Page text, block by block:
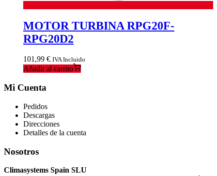
MOTOR TURBINA RPG20F-
RPG20D2
101,99 € IVA Incluido
Añadir al carrito
Mi Cuenta
Pedidos
Descargas
Direcciones
Detalles de la cuenta
Nosotros
Climasystems Spain SLU